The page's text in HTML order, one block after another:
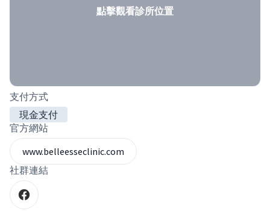
點擊觀看診所位置
支付方式
現金支付
官方網站
www.belleesseclinic.com
社群連結